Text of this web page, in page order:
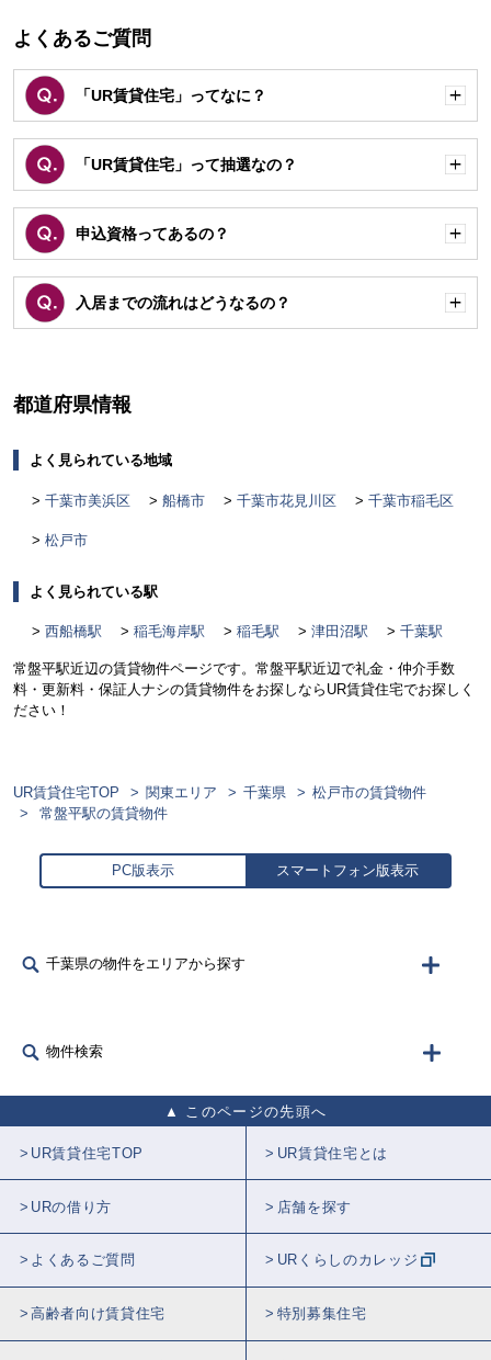
よくあるご質問
「UR賃貸住宅」ってなに？
く
「UR賃貸住宅」って抽選なの？
く
申込資格ってあるの？
く
入居までの流れはどうなるの？
く
都道府県情報
よく見られている地域
千葉市美浜区 船橋市 千葉市花見川区 千葉市稲毛区
松戸市
よく見られている駅
西船橋駅 稲毛海岸駅 稲毛駅 津田沼駅 千葉駅
常盤平駅近辺の賃貸物件ページです。常盤平駅近辺で礼金・仲介手数
料・更新料・保証人ナシの賃貸物件をお探しならUR賃貸住宅でお探しく
ださい！
UR賃貸住宅TOP 関東エリア 千葉県
松戸市の賃貸物件
常盤平駅の賃貸物件
PC版表示 スマートフォン版表示
千葉県の物件をエリアから探す
物件検索
このページの先頭へ
UR賃貸住宅TOP UR賃貸住宅とは
URの借り方 店舗を探す
よくあるご質問 URくらしのカレッジ
高齢者向け賃貸住宅 特別募集住宅